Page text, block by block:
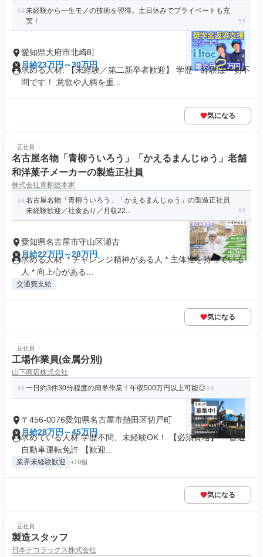
未経験から一生モノの技術を習得。土日休みでプライベートも充
実！
愛知県大府市北崎町
月給23万円～30万円
求める人材: 【未経験／第二新卒者歓迎】 学歴・経験は一切不
問です！ 意欲や人柄を重...
気になる
正社員
名古屋名物「青柳ういろう」「かえるまんじゅう」老舗
和洋菓子メーカーの製造正社員
株式会社青柳総本家
名古屋名物「青柳ういろう」「かえるまんじゅう」の製造正社員
未経験歓迎／社食あり／月収22...
愛知県名古屋市守山区瀬古
月給22万円～28万円
求める人材: * チャレンジ精神がある人 * 主体性を持っている
人 * 向上心がある...
交通費支給
気になる
正社員
工場作業員(金属分別)
山下商店株式会社
一日約3件30分程度の簡単作業！年収500万円以上可能◎
〒456-0076愛知県名古屋市熱田区切戸町
月給28万円～45万円
求めている人材 学歴不問、未経験OK！ 【必須資格】 ・普通
自動車運転免許 【歓迎...
業界未経験歓迎 +19個
気になる
正社員
製造スタッフ
日本デコラックス株式会社